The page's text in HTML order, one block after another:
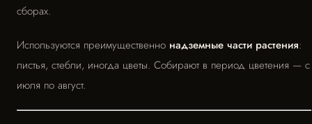
сборах.
Используются преимущественно надземные части растения:
листья, стебли, иногда цветы. Собирают в период цветения — с
июля по август.